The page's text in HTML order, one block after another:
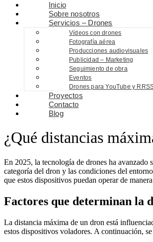
Inicio
Sobre nosotros
Servicios – Drones
Vídeos con drones
Fotografía aérea
Producciones audiovisuales
Publicidad – Marketing
Seguimiento de obra
Eventos
Drones para YouTube y
Proyectos
Contacto
Blog
¿Qué distancias
En 2025, la tecnología de drones ha avanzado
categoría del dron y las condiciones del
que estos dispositivos puedan operar de
Factores que determinan la
La distancia máxima de un dron está
estos dispositivos voladores. A continuación,